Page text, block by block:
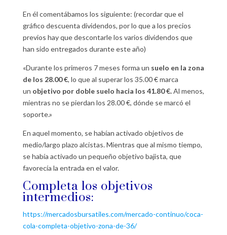
En él comentábamos los siguiente: (recordar que el
gráfico descuenta dividendos, por lo que a los precios
previos hay que descontarle los varios dividendos que
han sido entregados durante este año)
«Durante los primeros 7 meses forma un suelo en la zona
de los 28.00 €, lo que al superar los 35.00 € marca
un objetivo por doble suelo hacia los 41.80 €.Al menos,
mientras no se pierdan los 28.00 €, dónde se marcó el
soporte.»
En aquel momento, se habían activado objetivos de
medio/largo plazo alcistas. Mientras que al mismo tiempo,
se había activado un pequeño objetivo bajista, que
favorecía la entrada en el valor.
Completa los objetivos
intermedios:
https://mercadosbursatiles.com/mercado-continuo/coca-
cola-completa-objetivo-zona-de-36/